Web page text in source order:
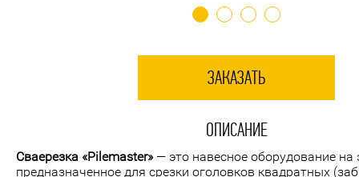
ЗАКАЗАТЬ
ОПИСАНИЕ
Сваерезка «Pilemaster»— это навесное оборудование на
предназначенное для срезки оголовков квадратных